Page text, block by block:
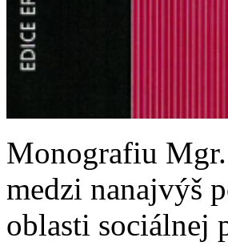
Monografiu
medzi nanajvýš
oblasti sociálnej